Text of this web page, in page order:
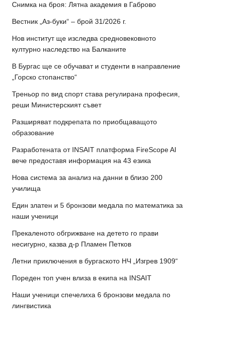
Снимка на броя: Лятна академия в Габрово
Вестник „Аз-буки“ – брой 31/2026 г.
Нов институт ще изследва средновековното
културно наследство на Балканите
В Бургас ще се обучават и студенти в направление
„Горско стопанство“
Треньор по вид спорт става регулирана професия,
реши Министерският съвет
Разширяват подкрепата по приобщаващото
образование
Разработената от INSAIT платформа FireScope AI
вече предоставя информация на 43 езика
Нова система за анализ на данни в близо 200
училища
Един златен и 5 бронзови медала по математика за
наши ученици
Прекаленото обгрижване на детето го прави
несигурно, казва д-р Пламен Петков
Летни приключения в бургаското НЧ „Изгрев 1909“
Пореден топ учен влиза в екипа на INSAIT
Наши ученици спечелиха 6 бронзови медала по
лингвистика